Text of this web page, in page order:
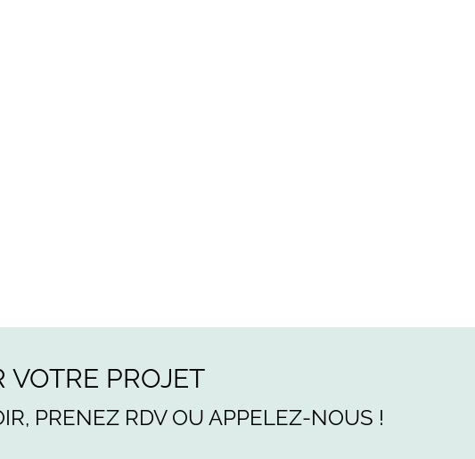
VOTRE PROJET
PRENEZ RDV OU APPELEZ-NOUS !